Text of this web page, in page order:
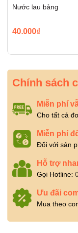
Nước lau bảng
40.000₫
Chính sách
Miễn phí
Cho tất cả
Miễn phí
Đối với sản
Hỗ trợ
Gọi Hotline:
Ưu đãi
Mua theo